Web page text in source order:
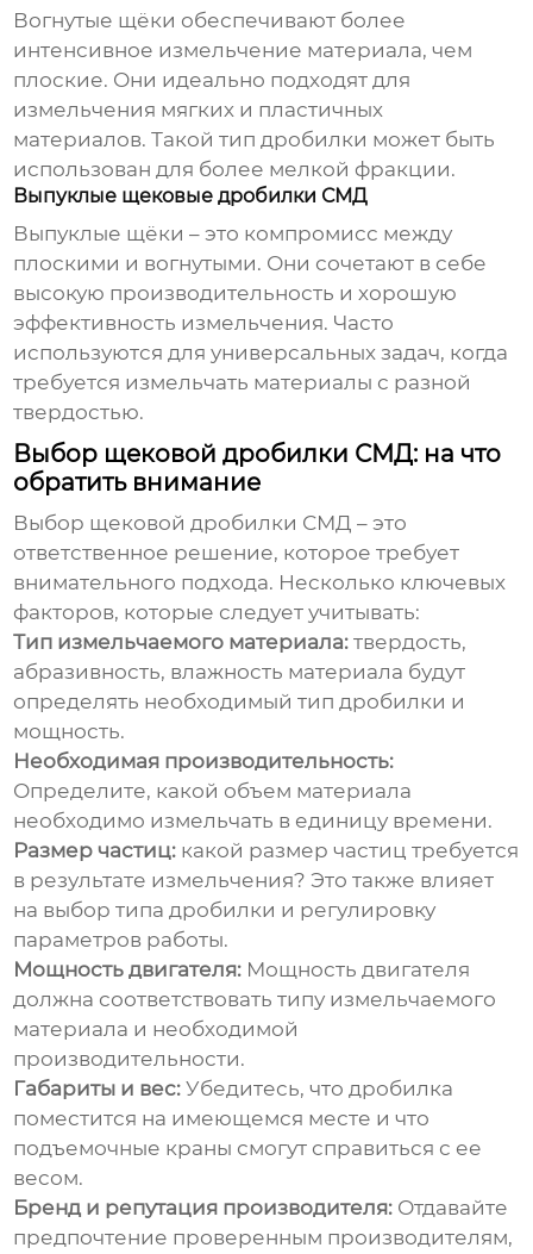
Вогнутые щёки обеспечивают более
интенсивное измельчение материала, чем
плоские. Они идеально подходят для
измельчения мягких и пластичных
материалов. Такой тип дробилки может быть
использован для более мелкой фракции.
Выпуклые щековые дробилки СМД
Выпуклые щёки – это компромисс между
плоскими и вогнутыми. Они сочетают в себе
высокую производительность и хорошую
эффективность измельчения. Часто
используются для универсальных задач, когда
требуется измельчать материалы с разной
твердостью.
Выбор щековой дробилки СМД: на что
обратить внимание
Выбор щековой дробилки СМД – это
ответственное решение, которое требует
внимательного подхода. Несколько ключевых
факторов, которые следует учитывать:
Тип измельчаемого материала: твердость,
абразивность, влажность материала будут
определять необходимый тип дробилки и
мощность.
Необходимая производительность:
Определите, какой объем материала
необходимо измельчать в единицу времени.
Размер частиц: какой размер частиц требуется
в результате измельчения? Это также влияет
на выбор типа дробилки и регулировку
параметров работы.
Мощность двигателя: Мощность двигателя
должна соответствовать типу измельчаемого
материала и необходимой
производительности.
Габариты и вес: Убедитесь, что дробилка
поместится на имеющемся месте и что
подъемочные краны смогут справиться с ее
весом.
Бренд и репутация производителя: Отдавайте
предпочтение проверенным производителям,